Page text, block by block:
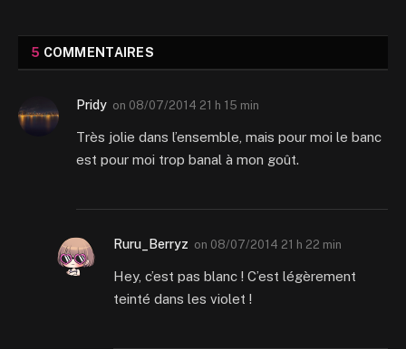
5 COMMENTAIRES
Pridy on 08/07/2014 21 h 15 min
Très jolie dans l’ensemble, mais pour moi le banc
est pour moi trop banal à mon goût.
Ruru_Berryz on 08/07/2014 21 h 22 min
Hey, c’est pas blanc ! C’est légèrement
teinté dans les violet !